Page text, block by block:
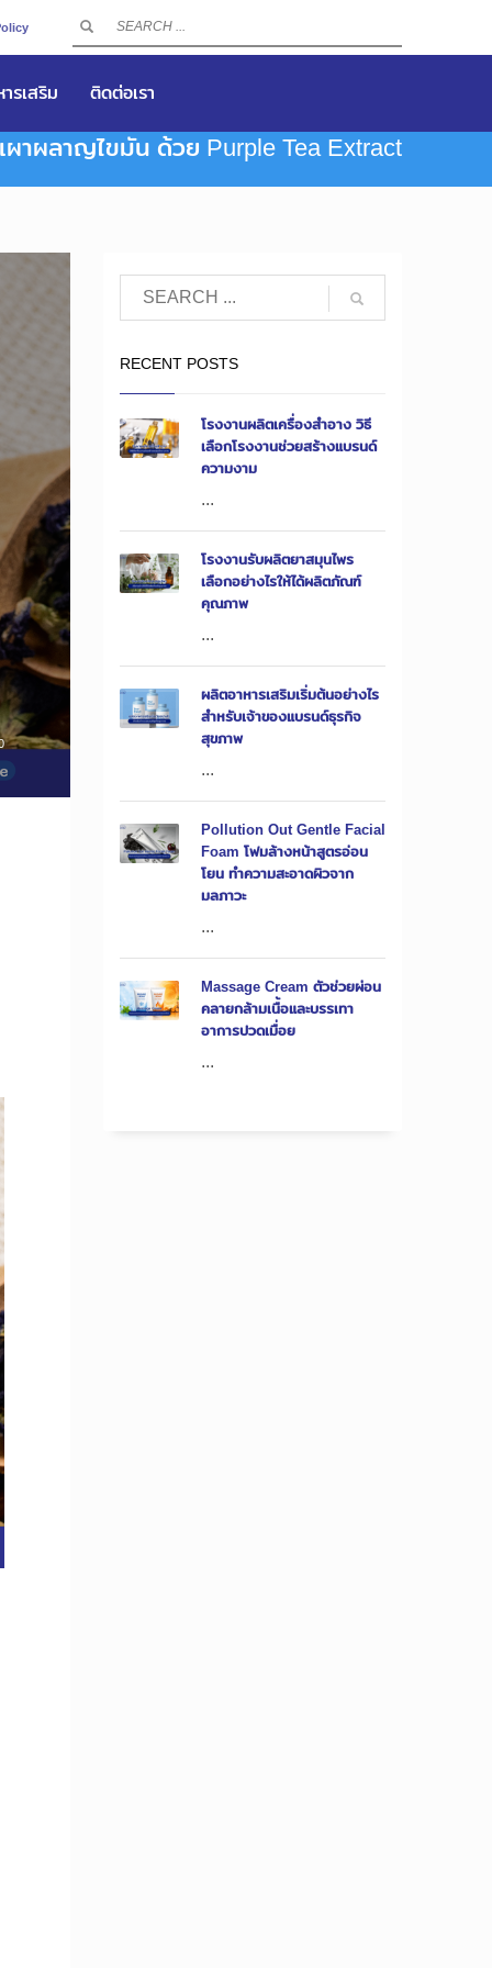
รเสริม ติดต่อเรา
เผาผลาญไขมัน ด้วย Purple Tea Extract
RECENT POSTS
โรงงานผลิตเครื่องสำอาง วิธี
เลือกโรงงานช่วยสร้างแบรนด์
ความงาม
...
โรงงานรับผลิตยาสมุนไพร
เลือกอย่างไรให้ได้ผลิตภัณฑ์
คุณภาพ
...
ผลิตอาหารเสริมเริ่มต้นอย่างไร
สำหรับเจ้าของแบรนด์ธุรกิจ
สุขภาพ
...
Pollution Out Gentle Facial
Foam โฟมล้างหน้าสูตรอ่อน
โยน ทำความสะอาดผิวจาก
มลภาวะ
...
Massage Cream ตัวช่วยผ่อน
คลายกล้ามเนื้อและบรรเทา
อาการปวดเมื่อย
...